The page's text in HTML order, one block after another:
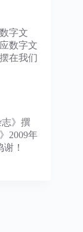
字文
数字文
在我们
》撰
2009年
！